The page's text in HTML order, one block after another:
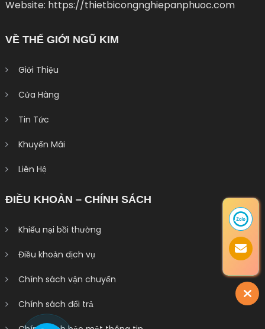
Website: https://thietbicongnghiepanphuoc.com
VỀ THẾ GIỚI NGŨ KIM
Giới Thiệu
Cửa Hàng
Tin Tức
Khuyến Mãi
Liên Hệ
ĐIỀU KHOẢN – CHÍNH SÁCH
Khiếu nại bồi thường
Điều khoản dịch vụ
Chính sách vận chuyển
Chính sách đổi trả